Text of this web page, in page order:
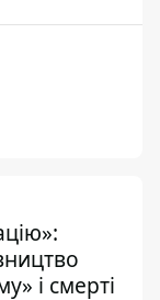
і смерті